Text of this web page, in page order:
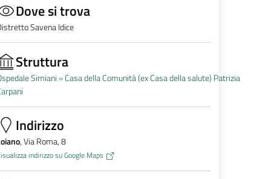
Dove si trova
Savena Idice
Struttura
Simiani »Casa della Comunità (ex Casa della salute) Patrizia
Indirizzo
, Via Roma, 8
indirizzo su Google Maps